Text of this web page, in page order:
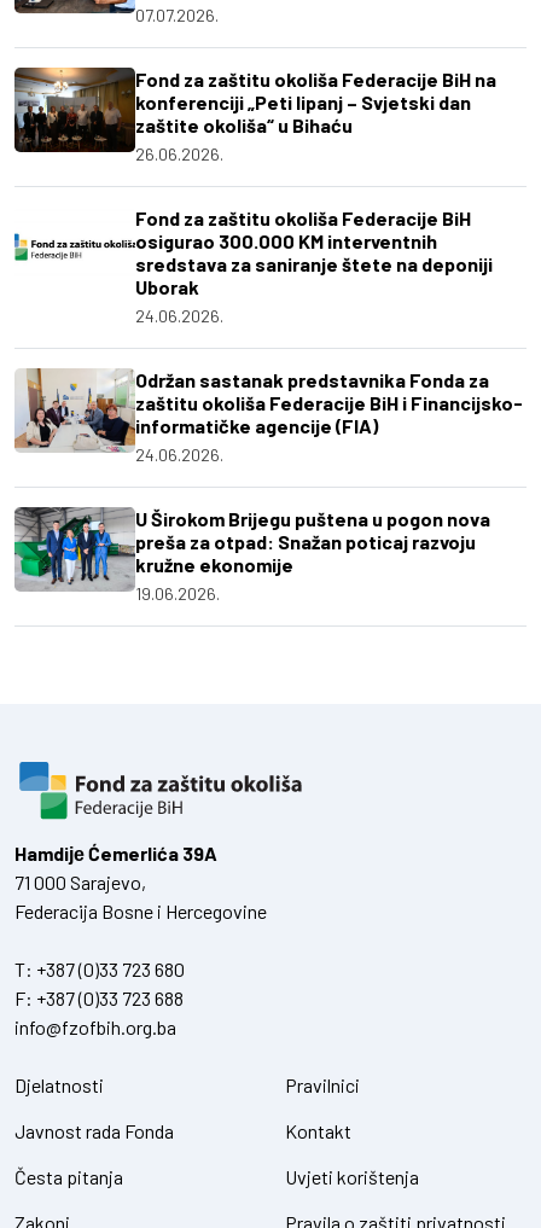
07.07.2026.
Fond za zaštitu okoliša Federacije BiH na
konferenciji „Peti lipanj – Svjetski dan
zaštite okoliša“ u Bihaću
26.06.2026.
Fond za zaštitu okoliša Federacije BiH
osigurao 300.000 KM interventnih
sredstava za saniranje štete na deponiji
Uborak
24.06.2026.
Održan sastanak predstavnika Fonda za
zaštitu okoliša Federacije BiH i Financijsko-
informatičke agencije (FIA)
24.06.2026.
U Širokom Brijegu puštena u pogon nova
preša za otpad: Snažan poticaj razvoju
kružne ekonomije
19.06.2026.
Hamdiје Ćemerlića 39A
71 000 Sarajevo,
Federacija Bosne i Hercegovine
T: +387 (0)33 723 680
F: +387 (0)33 723 688
info@fzofbih.org.ba
Djelatnosti
Javnost rada Fonda
Česta pitanja
Zakoni
Pravilnici
Kontakt
Uvjeti korištenja
Pravila o zaštiti privatnosti